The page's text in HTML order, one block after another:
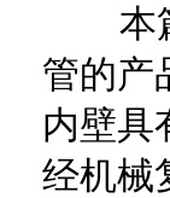
本篇
管的产
内壁具
经机械